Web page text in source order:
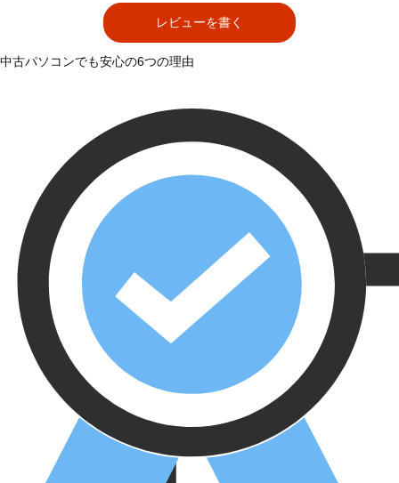
レビューを書く
中古パソコンでも安心の6つの理由